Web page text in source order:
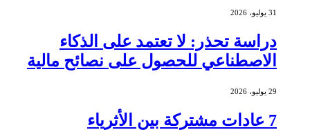
31 يوليو، 2026
دراسة تحذر: لا تعتمد على الذكاء
الاصطناعي للحصول على نصائح مالية
29 يوليو، 2026
7 عادات مشتركة بين الأثرياء